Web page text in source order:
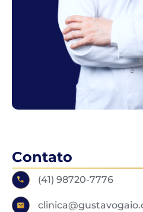
Contato
(41) 98720-7776